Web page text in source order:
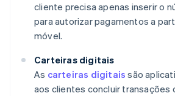
cliente precisa apenas inserir o
para autorizar pagamentos a
móvel.
Carteiras digitais
As carteiras digitais são
aos clientes concluir transações